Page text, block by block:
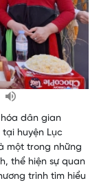
hóa dân gian
huyện Lục
một trong những
thể hiện sự quan
trình tìm hiểu